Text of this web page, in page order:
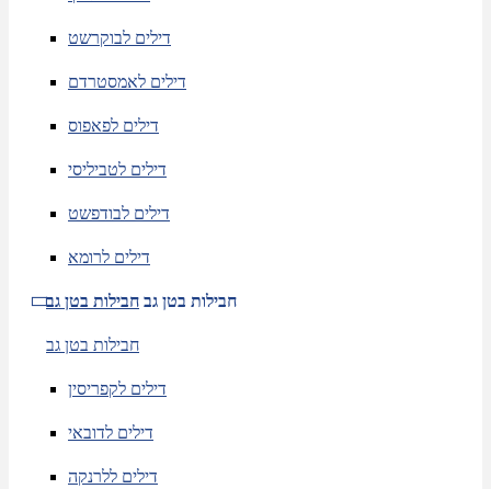
דילים לבוקרשט
דילים לאמסטרדם
דילים לפאפוס
דילים לטביליסי
דילים לבודפשט
דילים לרומא
חבילות בטן גב חבילות בטן גב
חבילות בטן גב
דילים לקפריסין
דילים לדובאי
דילים ללרנקה